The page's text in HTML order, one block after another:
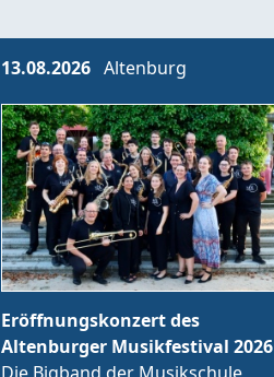
13.08.2026 Altenburg
Eröffnungskonzert des
Altenburger Musikfestival 2026